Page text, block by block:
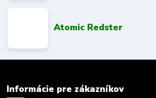
Atomic Redster
Informácie pre zákazníkov